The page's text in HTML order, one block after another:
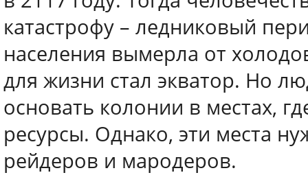
катастрофу – ледниковый
населения вымерла от
для жизни стал экватор. Но
основать колонии в местах,
ресурсы. Однако, эти места
рейдеров и мародеров.